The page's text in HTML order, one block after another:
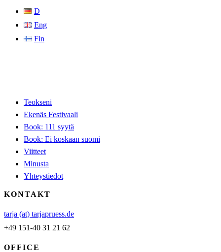
D
Eng
Fin
Teokseni
Ekenäs Festivaali
Book: 111 syytä
Book: Ei koskaan suomi
Viitteet
Minusta
Yhteystiedot
KONTAKT
tarja (at) tarjapruess.de
+49 151-40 31 21 62
OFFICE